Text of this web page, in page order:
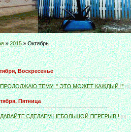
»2015 » Октябрь
Воскресенье
ПРОДОЛЖАЮ ТЕМУ: " ЭТО МОЖЕТ КАЖДЫЙ !" (0)
Пятница
ДАВАЙТЕ СДЕЛАЕМ НЕБОЛЬШОЙ ПЕРЕРЫВ ! (0)